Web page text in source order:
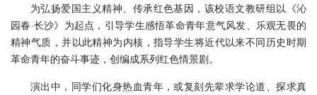
为弘扬爱国主义精神、传承红色基因，该校语文教研组以《沁
园春·长沙》为起点，引导学生感悟革命青年意气风发、乐观无畏的
精神气质，并以此精神为内核，指导学生将近代以来不同历史时期
革命青年的奋斗事迹，创编成系列红色情景剧。
演出中，同学们化身热血青年，或复刻先辈求学论道、探求真